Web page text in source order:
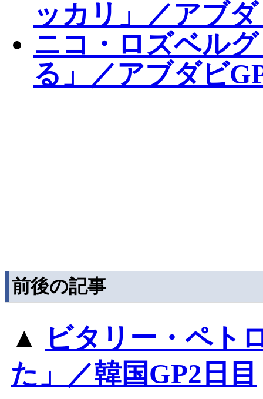
ッカリ」／アブ
ニコ・ロズベル
る」／アブダビ
前後の記事
▲ ビタリー・ペト
た」／韓国GP2日目